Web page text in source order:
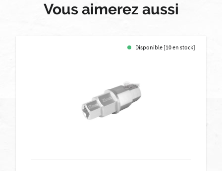
Vous aimerez aussi
Disponible [10 en stock]